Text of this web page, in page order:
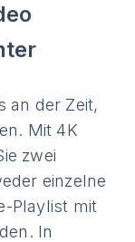
an der Zeit,
Mit 4K
zwei
einzelne
Playlist mit
In